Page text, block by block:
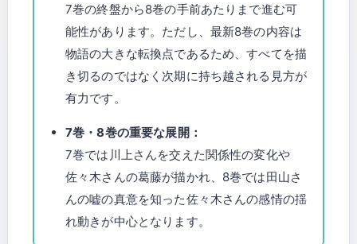
7巻の終盤から8巻の手前あたりまで進む可
能性があります。ただし、最新8巻の内容は
物語の大きな転換点であるため、すべてを描
き切るのではなく次期に持ち越される見方が
有力です。
7巻・8巻の重要な展開：
7巻では川上さんを交えた関係性の変化や
佐々木さんの葛藤が描かれ、8巻では田山さ
んの嘘の真意を知った佐々木さんの感情の揺
れ動きが中心となります。